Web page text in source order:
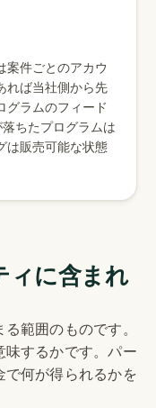
案件ごとのアカウ
れば当社側から先
グラムのフィード
ちたプログラムは
は販売可能な状態
ィに含まれ
範囲のものです。
するかです。パー
で何が得られるかを